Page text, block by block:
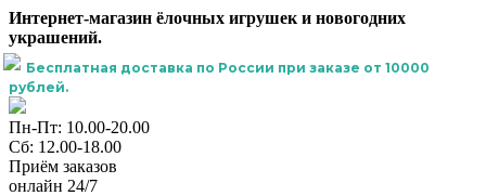
Интернет-магазин ёлочных игрушек и новогодних
украшений.
Бесплатная доставка по России при заказе от 10000
рублей.
Пн-Пт: 10.00-20.00
Сб: 12.00-18.00
Приём заказов
онлайн 24/7